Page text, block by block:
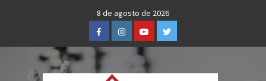
8 de agosto de 2026
FacebookInstagramYoutubeTwitter